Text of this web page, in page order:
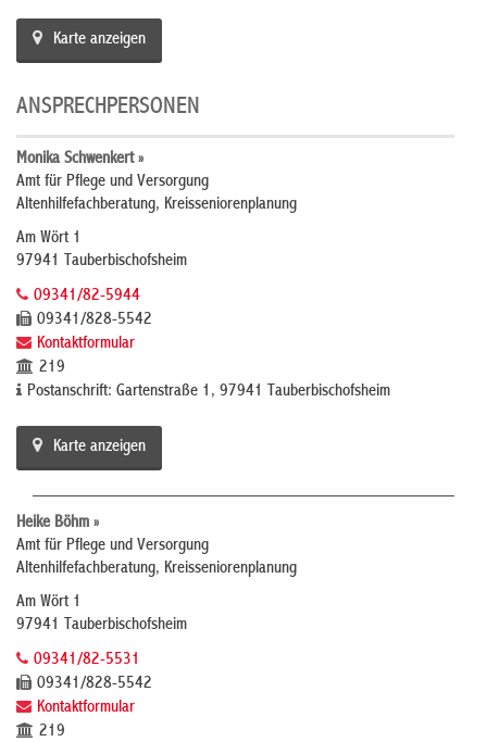
Karte anzeigen
ANSPRECHPERSONEN
Monika Schwenkert »
Amt für Pflege und Versorgung
Altenhilfefachberatung, Kreisseniorenplanung
Am Wört 1
97941 Tauberbischofsheim
09341/82-5944
09341/828-5542
Kontaktformular
219
Postanschrift: Gartenstraße 1, 97941 Tauberbischofsheim
Karte anzeigen
Heike Böhm »
Amt für Pflege und Versorgung
Altenhilfefachberatung, Kreisseniorenplanung
Am Wört 1
97941 Tauberbischofsheim
09341/82-5531
09341/828-5542
Kontaktformular
219